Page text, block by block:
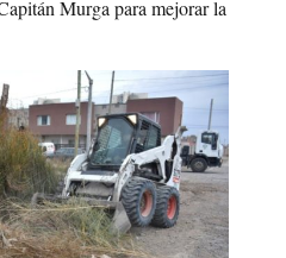
Murga para mejorar la